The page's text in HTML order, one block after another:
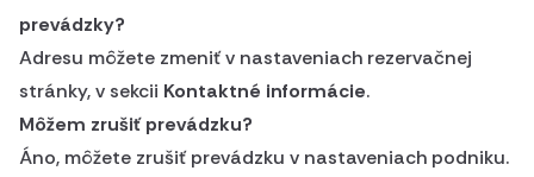
prevádzky?
Adresu môžete zmeniť v nastaveniach rezervačnej
stránky, v sekcii Kontaktné informácie.
Môžem zrušiť prevádzku?
Áno, môžete zrušiť prevádzku v nastaveniach podniku.